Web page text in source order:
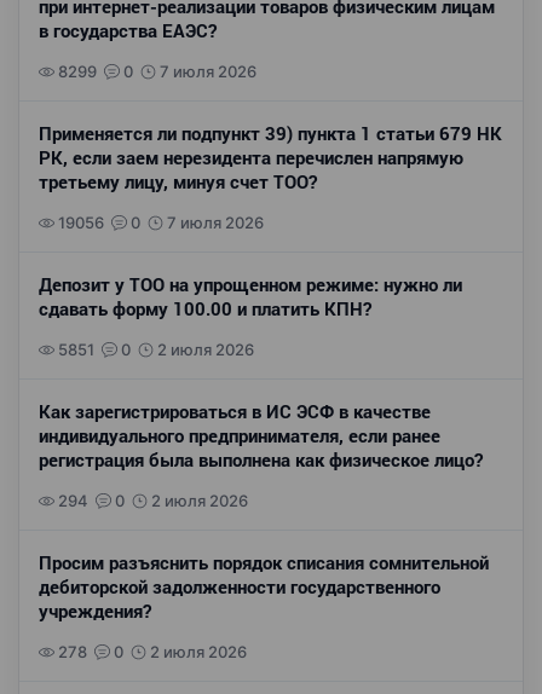
при интернет-реализации товаров физическим лицам
в государства ЕАЭС?
8299 0 7 июля 2026
Применяется ли подпункт 39) пункта 1 статьи 679 НК
РК, если заем нерезидента перечислен напрямую
третьему лицу, минуя счет ТОО?
19056 0 7 июля 2026
Депозит у ТОО на упрощенном режиме: нужно ли
сдавать форму 100.00 и платить КПН?
5851 0 2 июля 2026
Как зарегистрироваться в ИС ЭСФ в качестве
индивидуального предпринимателя, если ранее
регистрация была выполнена как физическое лицо?
294 0 2 июля 2026
Просим разъяснить порядок списания сомнительной
дебиторской задолженности государственного
учреждения?
278 0 2 июля 2026